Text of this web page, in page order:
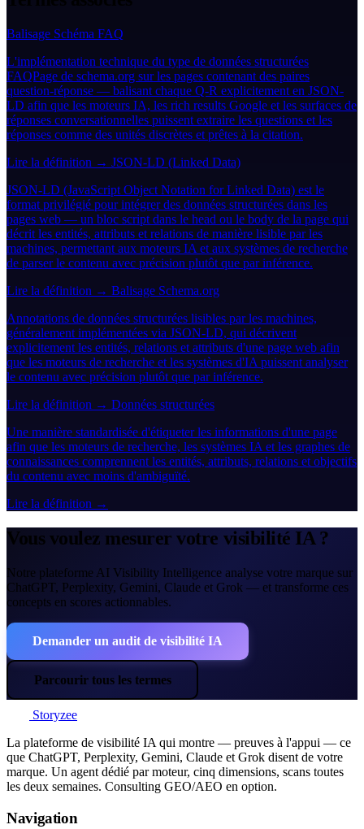
Balisage Schéma FAQ
L'implémentation technique du type de données structurées
FAQPage de schema.org sur les pages contenant des paires
question-réponse — balisant chaque Q-R explicitement en JSON-
LD afin que les moteurs IA, les rich results Google et les surfaces de
réponses conversationnelles puissent extraire les questions et les
réponses comme des unités discrètes et prêtes à la citation.
Lire la définition → JSON-LD (Linked Data)
JSON-LD (JavaScript Object Notation for Linked Data) est le
format privilégié pour intégrer des données structurées dans les
pages web — un bloc script dans le head ou le body de la page qui
décrit les entités, attributs et relations de manière lisible par les
machines, permettant aux moteurs IA et aux systèmes de recherche
de parser le contenu avec précision plutôt que par inférence.
Lire la définition → Balisage Schema.org
Annotations de données structurées lisibles par les machines,
généralement implémentées via JSON-LD, qui décrivent
explicitement les entités, relations et attributs d'une page web afin
que les moteurs de recherche et les systèmes d'IA puissent analyser
le contenu avec précision plutôt que par inférence.
Lire la définition → Données structurées
Une manière standardisée d'étiqueter les informations d'une page
afin que les moteurs de recherche, les systèmes IA et les graphes de
connaissances comprennent les entités, attributs, relations et objectifs
du contenu avec moins d'ambiguïté.
Lire la définition →
Vous voulez mesurer votre visibilité IA ?
Notre plateforme AI Visibility Intelligence analyse votre marque sur
ChatGPT, Perplexity, Gemini, Claude et Grok — et transforme ces
concepts en scores actionnables.
Demander un audit de visibilité IA
Parcourir tous les termes
Storyzee
La plateforme de visibilité IA qui montre — preuves à l'appui — ce
que ChatGPT, Perplexity, Gemini, Claude et Grok disent de votre
marque. Un agent dédié par moteur, cinq dimensions, scans toutes
les deux semaines. Consulting GEO/AEO en option.
Navigation